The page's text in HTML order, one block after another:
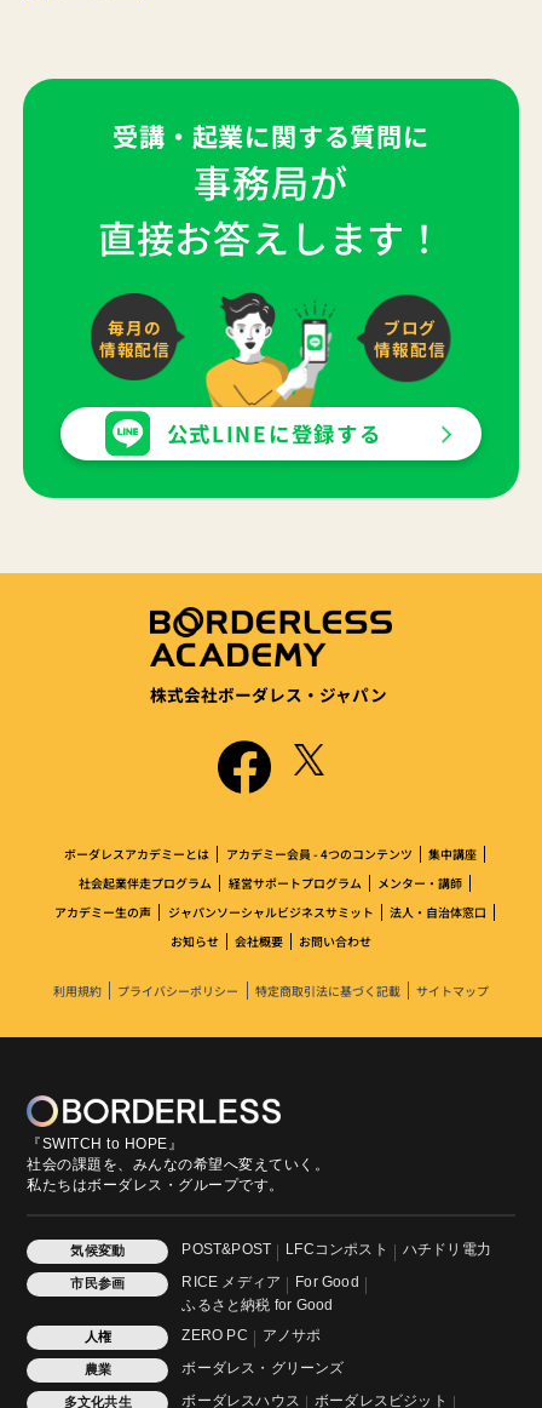
受講・起業に関する質問に
事務局が
直接お答えします！
毎月の
情報配信
ブログ
情報配信
公式LINEに登録する
株式会社ボーダレス・ジャパン
ボーダレスアカデミーとは アカデミー会員 - 4つのコンテンツ
集中講座
社会起業伴走プログラム
経営サポートプログラム
メンター・講師
アカデミー生の声
ジャパンソーシャルビジネスサミット
法人・自治体窓口
お知らせ
会社概要 お問い合わせ
利用規約 プライバシーポリシー 特定商取引法に基づく記載 サイトマップ
『SWITCH to HOPE』
社会の課題を、みんなの希望へ変えていく。
私たちはボーダレス・グループです。
気候変動 POST&POST LFCコンポスト ハチドリ電力
市民参画 RICE メディア
For Good
ふるさと納税 for Good
人権 ZERO PC アノサポ
農業 ボーダレス・グリーンズ
多文化共生 ボーダレスハウス ボーダレスビジット